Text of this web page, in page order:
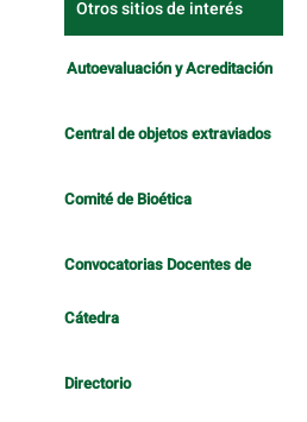
Otros sitios de interés
Autoevaluación y Acreditación
Central de objetos extraviados
Comité de Bioética
Convocatorias Docentes de
Cátedra
Directorio